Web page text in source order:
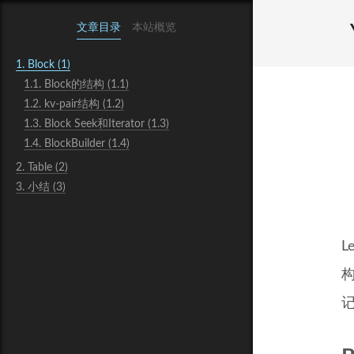
文章目录 本站概览
1. Block (1)
1.1. Block的结构 (1.1)
1.2. kv-pair结构 (1.2)
1.3. Block Seek和Iterator (1.3)
1.4. BlockBuilder (1.4)
2.
Table (2)
3. 小结 (3)